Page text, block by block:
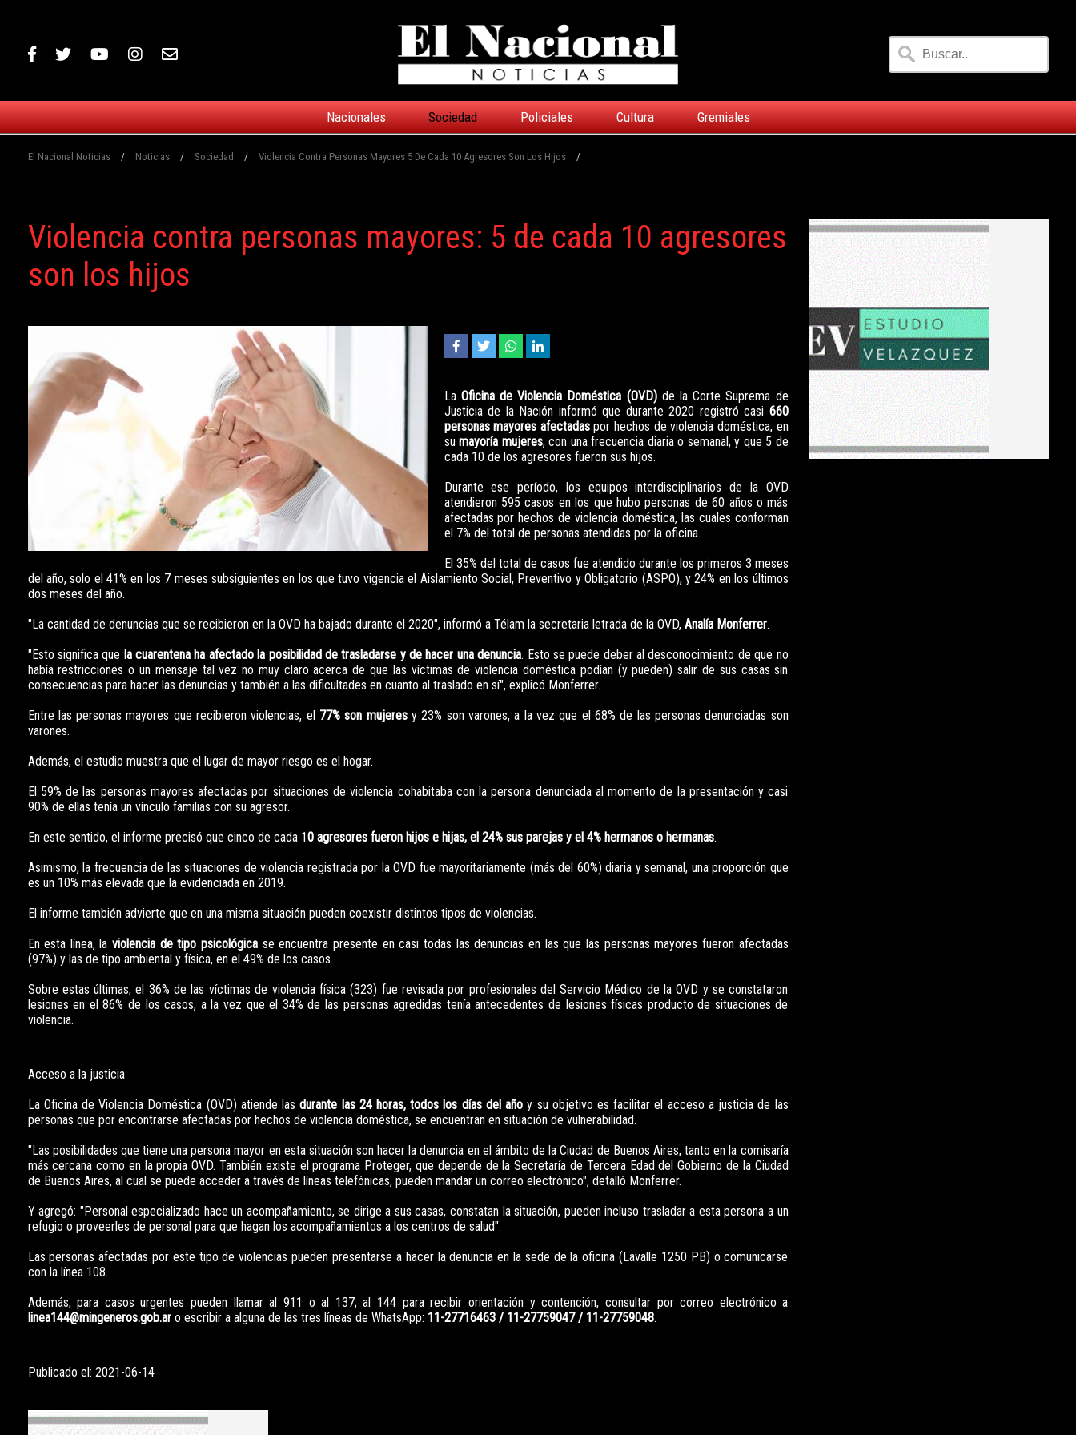
Nacionales Sociedad Policiales Cultura Gremiales
El Nacional Noticias / Noticias / Sociedad / Violencia Contra Personas Mayores 5 De Cada 10 Agresores Son Los Hijos /
Violencia contra personas mayores: 5 de cada 10 agresores
son los hijos
La Oficina de Violencia Doméstica (OVD)de la Corte Suprema de
Justicia de la Nación informó que durante 2020 registró casi 660
personas mayores afectadaspor hechos de violencia doméstica, en
su mayoría mujeres, con una frecuencia diaria o semanal, y que 5 de
cada 10 de los agresores fueron sus hijos.
Durante ese período, los equipos interdisciplinarios de la OVD
atendieron 595 casos en los que hubo personas de 60 años o más
afectadas por hechos de violencia doméstica, las cuales conforman
el 7% del total de personas atendidas por la oficina.
El 35% del total de casos fue atendido durante los primeros 3 meses
del año, solo el 41% en los 7 meses subsiguientes en los que tuvo vigencia el Aislamiento Social, Preventivo y Obligatorio (ASPO), y 24% en los últimos
dos meses del año.
"La cantidad de denuncias que se recibieron en la OVD ha bajado durante el 2020", informó a Télam la secretaria letrada de la OVD, Analía Monferrer.
"Esto significa que la cuarentena ha afectado la posibilidad de trasladarse y de hacer una denuncia. Esto se puede deber al desconocimiento de que no
había restricciones o un mensaje tal vez no muy claro acerca de que las víctimas de violencia doméstica podían (y pueden) salir de sus casas sin
consecuencias para hacer las denuncias y también a las dificultades en cuanto al traslado en sí", explicó Monferrer.
Entre las personas mayores que recibieron violencias, el 77% son mujeresy 23% son varones, a la vez que el 68% de las personas denunciadas son
varones.
Además, el estudio muestra que el lugar de mayor riesgo es el hogar.
El 59% de las personas mayores afectadas por situaciones de violencia cohabitaba con la persona denunciada al momento de la presentación y casi
90% de ellas tenía un vínculo familias con su agresor.
En este sentido, el informe precisó que cinco de cada 10 agresores fueron hijos e hijas, el 24% sus parejas y el 4% hermanos o hermanas.
Asimismo, la frecuencia de las situaciones de violencia registrada por la OVD fue mayoritariamente (más del 60%) diaria y semanal, una proporción que
es un 10% más elevada que la evidenciada en 2019.
El informe también advierte que en una misma situación pueden coexistir distintos tipos de violencias.
En esta línea, laviolencia de tipo psicológica se encuentra presente en casi todas las denuncias en las que las personas mayores fueron afectadas
(97%) y las de tipo ambiental y física, en el 49% de los casos.
Sobre estas últimas, el 36% de las víctimas de violencia física (323) fue revisada por profesionales del Servicio Médico de la OVD y se constataron
lesiones en el 86% de los casos, a la vez que el 34% de las personas agredidas tenía antecedentes de lesiones físicas producto de situaciones de
violencia.
Acceso a la justicia
La Oficina de Violencia Doméstica (OVD) atiende lasdurante las 24 horas, todos los días del año y su objetivo es facilitar el acceso a justicia de las
personas que por encontrarse afectadas por hechos de violencia doméstica, se encuentran en situación de vulnerabilidad.
"Las posibilidades que tiene una persona mayor en esta situación son hacer la denuncia en el ámbito de la Ciudad de Buenos Aires, tanto en la comisaría
más cercana como en la propia OVD. También existe el programa Proteger, que depende de la Secretaría de Tercera Edad del Gobierno de la Ciudad
de Buenos Aires, al cual se puede acceder a través de líneas telefónicas, pueden mandar un correo electrónico", detalló Monferrer.
Y agregó: "Personal especializado hace un acompañamiento, se dirige a sus casas, constatan la situación, pueden incluso trasladar a esta persona a un
refugio o proveerles de personal para que hagan los acompañamientos a los centros de salud".
Las personas afectadas por este tipo de violencias pueden presentarse a hacer la denuncia en la sede de la oficina (Lavalle 1250 PB) o comunicarse
con la línea 108.
Además, para casos urgentes pueden llamar al 911 o al 137; al 144 para recibir orientación y contención, consultar por correo electrónico a
linea144@mingeneros.gob.aro escribir a alguna de las tres líneas de WhatsApp: 11-27716463 / 11-27759047 / 11-27759048.
Publicado el: 2021-06-14